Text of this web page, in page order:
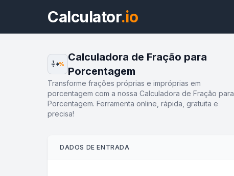
Calculator.io
1
2
%
Calculadora de Fração para
Porcentagem
Transforme frações próprias e impróprias em
porcentagem com a nossa Calculadora de Fração para
Porcentagem. Ferramenta online, rápida, gratuita e
precisa!
DADOS DE ENTRADA